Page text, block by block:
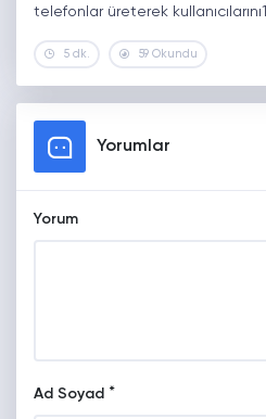
telefonlar üreterek kullanıcılarını1
5 dk. 59 Okundu
Yorumlar
Yorum
Ad Soyad *